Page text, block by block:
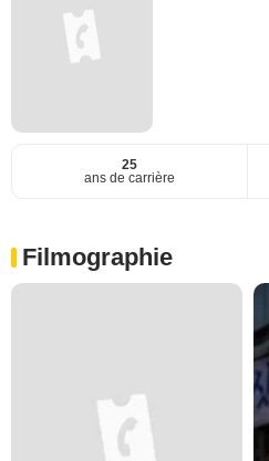
25
ans de carrière
Filmographie